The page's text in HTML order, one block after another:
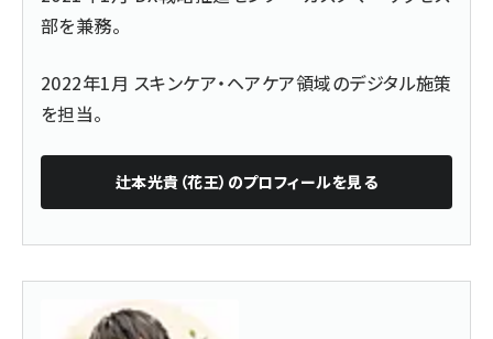
部を兼務。
2022年1月 スキンケア・ヘアケア領域のデジタル施策
を担当。
辻本光貴（花王） のプロフィールを見る